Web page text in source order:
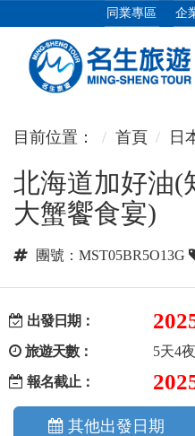
同業專區 企
日本專館
郵輪假期
海島假期
東南亞
美加紐澳
目前位置： 首頁 日
北海道加好油(
大蟹饗食宴)
團號：MST05BR5O13G
出發日期：
旅遊天數：
5天4夜
報名截止：
其他出發日期